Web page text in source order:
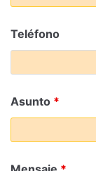
Teléfono
Asunto *